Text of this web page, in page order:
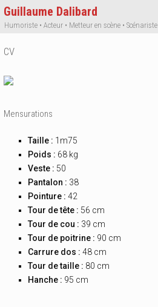
Guillaume Dalibard
Humoriste • Acteur • Metteur en scène • Scénariste
CV
Mensurations
Taille : 1m75
Poids : 68 kg
Veste : 50
Pantalon : 38
Pointure : 42
Tour de tête : 56 cm
Tour de cou : 39 cm
Tour de poitrine : 90 cm
Carrure dos : 48 cm
Tour de taille : 80 cm
Hanche : 95 cm